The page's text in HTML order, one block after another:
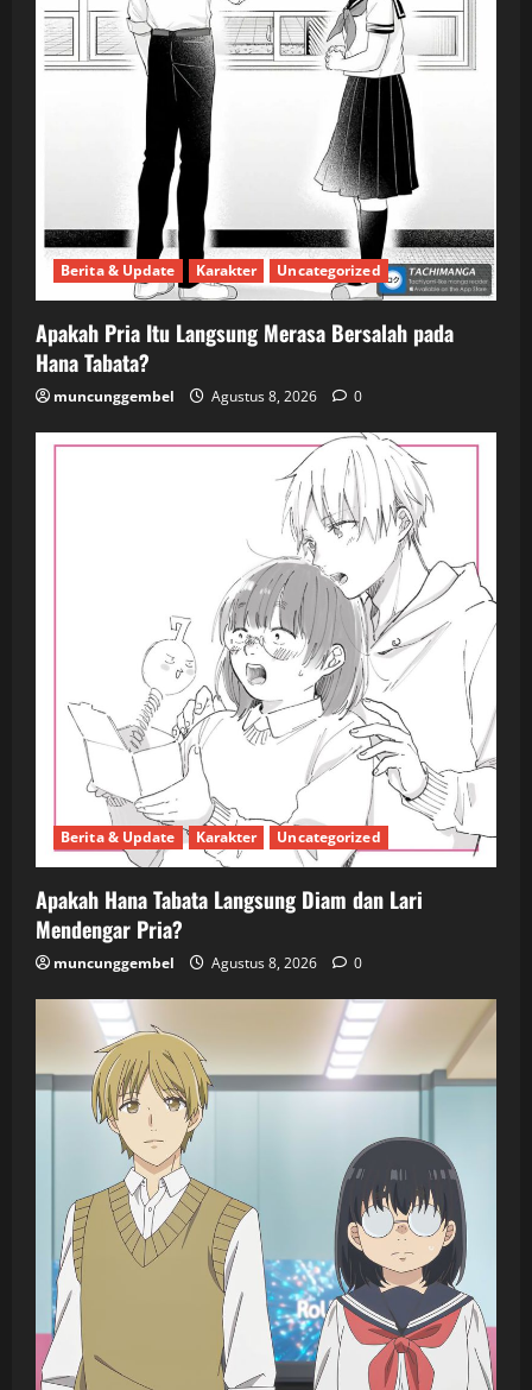
Berita & Update Karakter Uncategorized
Apakah Pria Itu Langsung Merasa Bersalah pada
Hana Tabata?
muncunggembel Agustus 8, 2026 0
Berita & Update Karakter Uncategorized
Apakah Hana Tabata Langsung Diam dan Lari
Mendengar Pria?
muncunggembel Agustus 8, 2026 0